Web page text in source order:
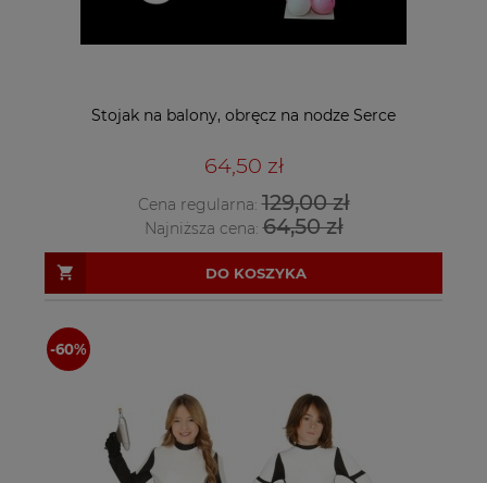
Stojak na balony, obręcz na nodze Serce
64,50 zł
Cena regularna:129,00 zł
Najniższa cena:64,50 zł
DO KOSZYKA